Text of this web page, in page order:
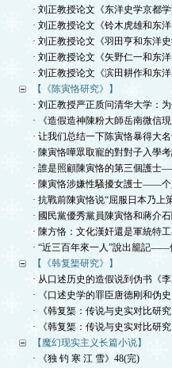
· 刘正教授论文《东洋史学京都
· 刘正教授论文《铃木虎雄和东洋
· 刘正教授论文《羽田亨和东洋
· 刘正教授论文《矢野仁一和东洋
· 刘正教授论文《滨田耕作和东洋
【《陈寅恪研究》】
· 刘正教授严正质问清华大学：
· 《造假造神陳粉大師岳南微信
· 让我们总结一下陈寅恪暴得大
· 陳寅恪嘩眾取寵的對對子入學
· 誰是照顧陳寅恪的第三個護士
· 陳寅恪涉嫌性騷擾女護士——个
· 抗戰前陳寅恪说“屈服日本乃上
· 國民黨優秀黨員陳寅恪和蔣介
· 陳方恪：文化漢奸還是軍統特
· “近三百年來一人”說出籠記——
【《韩复榘研究》】
· 从口述历史的造假说到伪书《
· 《口述史学的罪臣唐德刚和伪史
· 《韩复榘：传说与史实对比研究
· 《韩复榘：传说与史实对比研究
【魔幻现实主义长篇小说】
· 《独 钓 寒 江 雪》48(完)